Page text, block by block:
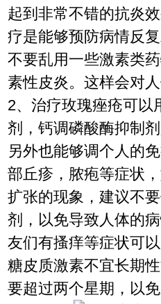
起到非常不错的抗炎
疗是能够预防病情反
不要乱用一些激素类
素性皮炎。这样会对
2、治疗玫瑰痤疮可以
剂，钙调磷酸酶抑制
另外也能够调个人的
部丘疹，脓疱等症状
扩张的现象，建议不
剂，以免导致人体的
友们有搔痒等症状可
糖皮质激素不宜长期
要超过两个星期，以